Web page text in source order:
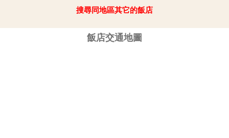
搜尋同地區其它的飯店
飯店交通地圖